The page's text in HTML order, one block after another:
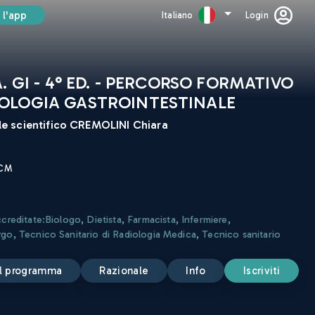
l'app Italiano Login
GI - 4° ED. - PERCORSO FORMATIVO
GASTROINTESTINALE
scientifico CREMOLINI Chiara
Biologo, Dietista, Farmacista, Infermiere,
, Tecnico Sanitario di Radiologia Medica,Tecnico sanitario
programma razionale info iscriviti